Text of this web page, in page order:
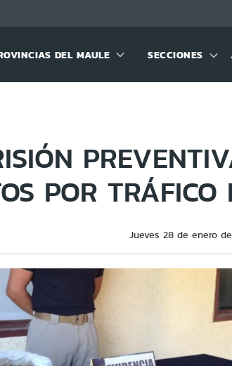
DEL MAULE SECCIONES
POR
Jueves 28 de enero